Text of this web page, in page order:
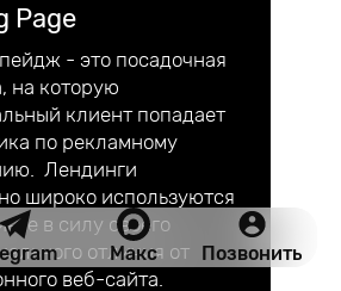
Page
- это посадочная
на которую
клиент попадает
по рекламному
Лендинги
широко используются
в силу своего
отличия от
веб-сайта.
Макс Позвонить